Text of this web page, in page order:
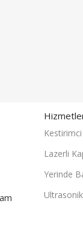
Lazerli
Yerinde